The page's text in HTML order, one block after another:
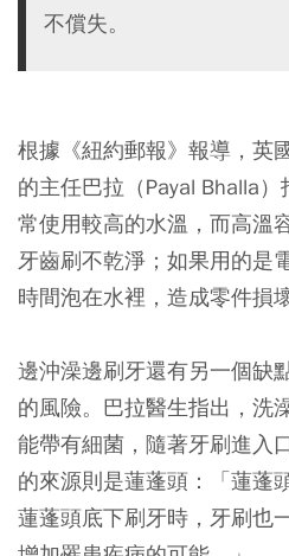
不償失。
根據《紐約郵報》報導，英
的主任巴拉（Payal Bhalla
常使用較高的水溫，而高溫
牙齒刷不乾淨；如果用的是
時間泡在水裡，造成零件損壞
邊沖澡邊刷牙還有另一個缺
的風險。巴拉醫生指出，洗
能帶有細菌，隨著牙刷進入
的來源則是蓮蓬頭：「蓮蓬
蓮蓬頭底下刷牙時，牙刷也